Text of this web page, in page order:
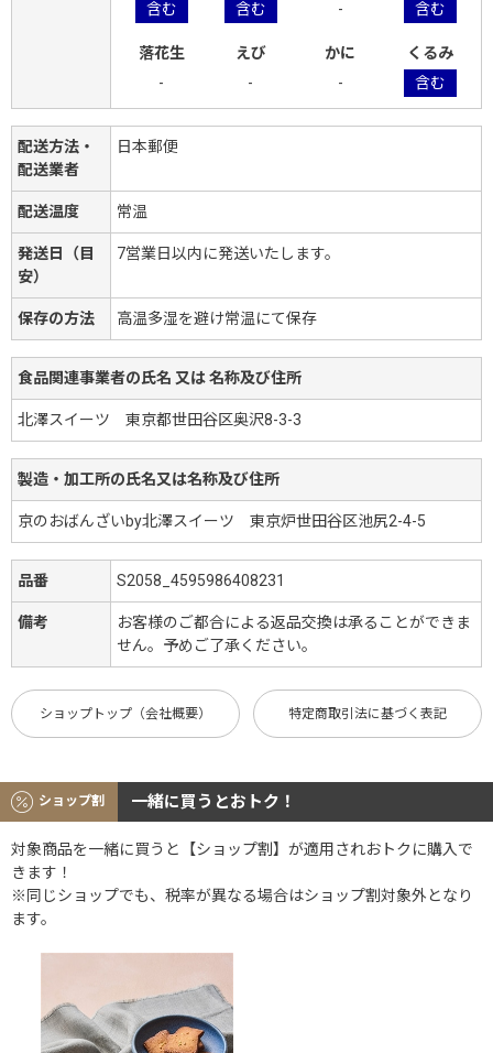
含む 含む - 含む
落花生 えび かに
くるみ
-
- - 含む
配送方法・
配送業者
日本郵便
配送温度 常温
発送日（目
安）
7営業日以内に発送いたします。
保存の方法 高温多湿を避け常温にて保存
食品関連事業者の氏名 又は 名称及び住所
北澤スイーツ 東京都世田谷区奥沢8-3-3
製造・加工所の氏名又は名称及び住所
京のおばんざいby北澤スイーツ 東京炉世田谷区池尻2-4-5
品番 S2058_4595986408231
備考
お客様のご都合による返品交換は承ることができま
せん。予めご了承ください。
ショップトップ（会社概要） 特定商取引法に基づく表記
ショップ割 一緒に買うとおトク！
対象商品を一緒に買うと【ショップ割】が適用されおトクに購入で
きます！
※同じショップでも、税率が異なる場合はショップ割対象外となり
ます。